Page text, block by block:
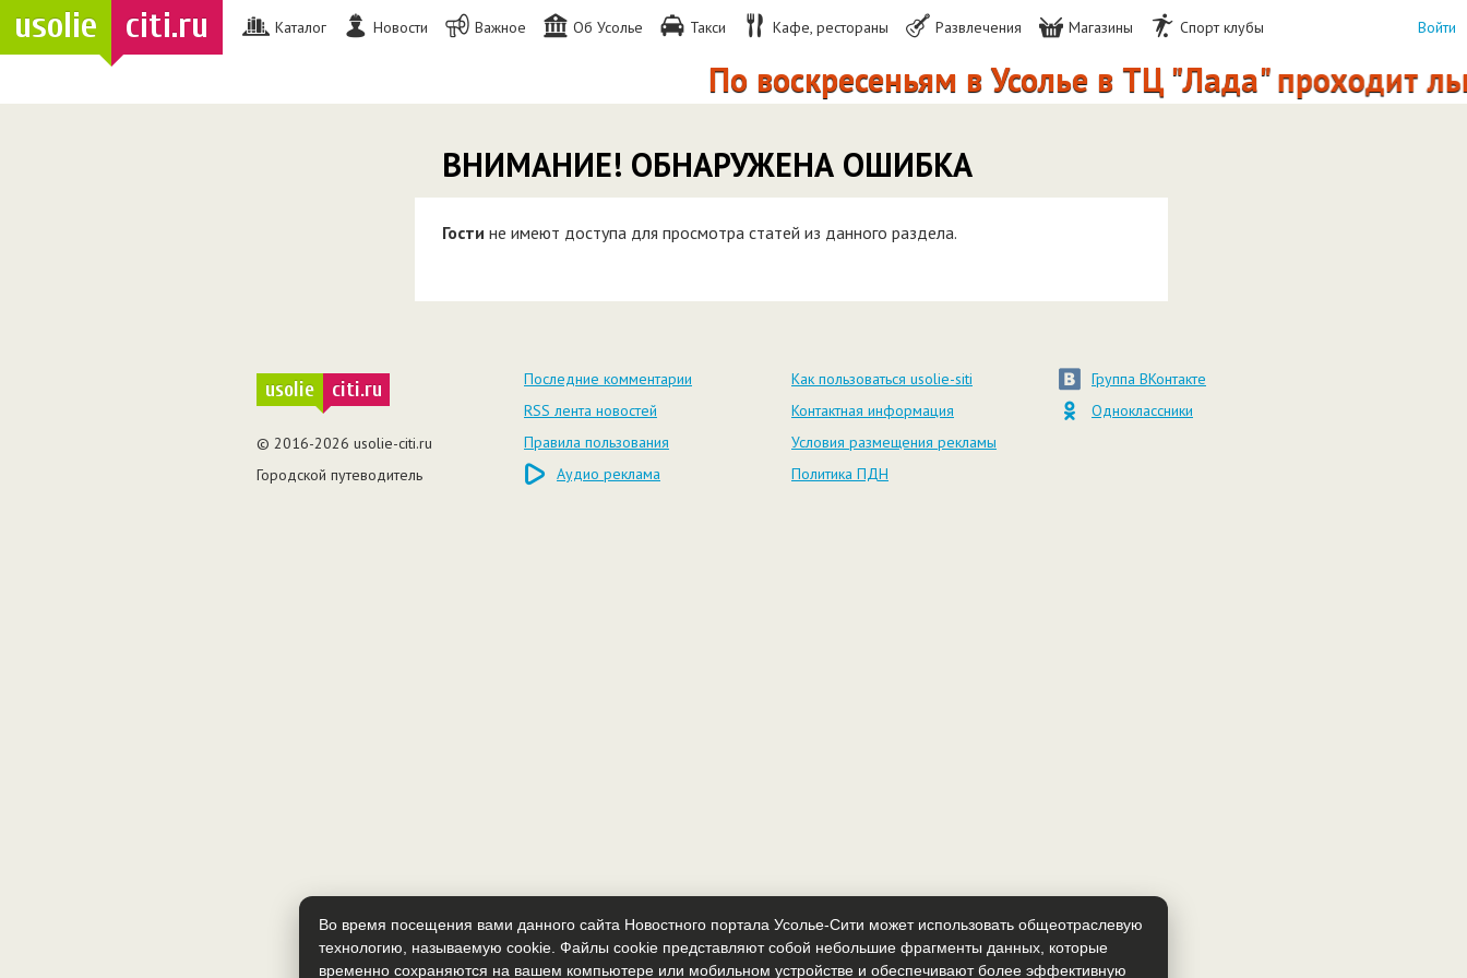
usolie citi.ru Каталог Новости Важное Об Усолье Такси Кафе, рестораны Развлечения Магазины Спорт клубы
По воскресеньям в Усолье в ТЦ "Лада" проходит
Войти
ВНИМАНИЕ! ОБНАРУЖЕНА ОШИБКА
Гости не имеют доступа для просмотра статей из данного раздела.
Во время посещения вами данного сайта Новостного портала Усолье-Сити может использовать общеотраслевую
технологию, называемую cookie. Файлы cookie представляют собой небольшие фрагменты данных, которые
временно сохраняются на вашем компьютере или мобильном устройстве и обеспечивают более эффективную
usolie citi.ru
© 2016-2026 usolie-citi.ru
Городской путеводитель
Последние комментарии
RSS лента новостей
Правила пользования
Аудио реклама
Как пользоваться usolie-siti
Контактная информация
Условия размещения рекламы
Политика ПДН
Группа ВКонтакте
Одноклассники